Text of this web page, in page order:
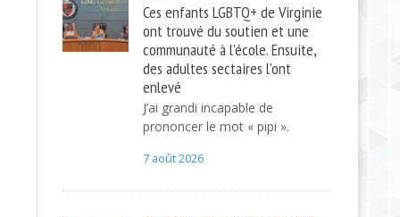
Ces enfants LGBTQ+ de Virginie
ont trouvé du soutien et une
communauté à l'école. Ensuite,
des adultes sectaires l'ont
enlevé
J’ai grandi incapable de
prononcer le mot « pipi ».
7 août 2026